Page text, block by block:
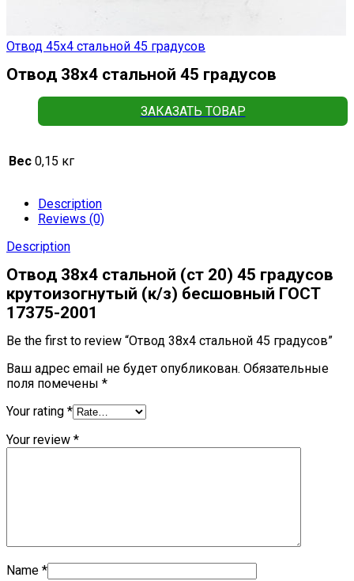
Отвод 45х4 стальной 45 градусов
Отвод 38х4 стальной 45 градусов
ЗАКАЗАТЬ ТОВАР
Вес 0,15 кг
Description
Reviews (0)
Description
Отвод 38х4 стальной (ст 20) 45 градусов
крутоизогнутый (к/з) бесшовный ГОСТ
17375-2001
Be the first to review “Отвод 38х4 стальной 45 градусов”
Ваш адрес email не будет опубликован. Обязательные
поля помечены *
Your rating *
Your review *
Name *